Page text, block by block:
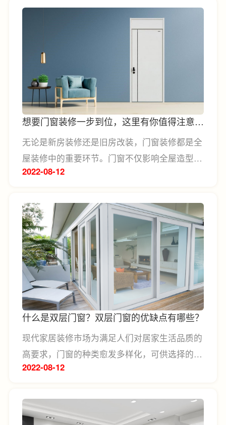
12
2022-08
想要门窗装修一步到位，这里有你值得注意的
小技巧
无论是新房装修还是旧房改装，门窗装修都是全
屋装修中的重要环节。门窗不仅影响全屋造型美
观问题，同时更是居家安全性的重要保障。由于
行全屋装修时开始选择先挑门窗、再装修的模
式。门窗装修时需要考虑的因素有很多很多，我
们装修小白不免面临很多的误区和陷阱。但其实
在门窗挑选、装修中也是有不少值得注意的技
巧，下面我们就一起来看看门窗装修在色彩搭配
和材质选择两方面的技巧，希望对装修小白们在
门窗装修时有启发作用。
12
2022-08
什么是双层门窗？双层门窗的优缺点有哪些？
现代家居装修市场为满足人们对居家生活品质的
高要求，门窗的种类愈发多样化，可供选择的种
类越来越多，其中双层门窗可谓是近年来深受现
道什么是双层门窗，它的优缺点有哪些？今天
LESSO领尚就解答你的疑惑。